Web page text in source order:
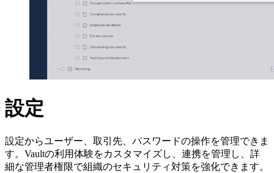
設定
設定からユーザー、取引先、パスワードの操作を管理できま
す。Vaultの利用体験をカスタマイズし、連携を管理し、詳
細な管理者権限で組織のセキュリティ対策を強化できます。